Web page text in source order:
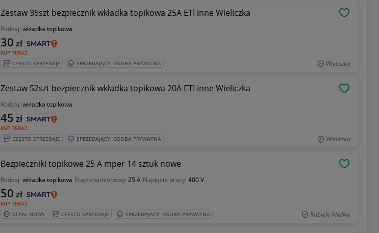
Zestaw 35szt bezpiecznik wkładka topikowa 25A ETI inne Wieliczka
Rodzaj: wkładka topikowa
KUP TERAZ
30 zł
CZĘSTO SPRZEDAJE SPRZEDAJĄCY: OSOBA PRYWATNA Wieliczka
Zestaw 52szt bezpiecznik wkładka topikowa 20A ETI inne Wieliczka
Rodzaj: wkładka topikowa
KUP TERAZ
45 zł
CZĘSTO SPRZEDAJE SPRZEDAJĄCY: OSOBA PRYWATNA Wieliczka
Bezpieczniki topikowe 25 A mper 14 sztuk nowe
Rodzaj: wkładka topikowa Prąd znamionowy: 25 A Napięcie pracy: 400 V
KUP TERAZ
50 zł
STAN: NOWY CZĘSTO SPRZEDAJE SPRZEDAJĄCY: OSOBA PRYWATNA Kobiele Wielkie